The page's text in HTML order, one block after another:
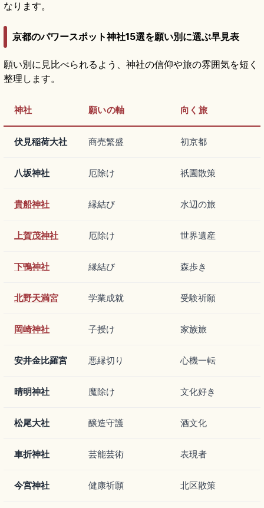
なります。
京都のパワースポット神社15選を願い別に選ぶ早見表
願い別に見比べられるよう、神社の信仰や旅の雰囲気を短く
整理します。
神社 願いの軸 向く旅
伏見稲荷大社 商売繁盛 初京都
八坂神社 厄除け 祇園散策
貴船神社 縁結び 水辺の旅
上賀茂神社 厄除け 世界遺産
下鴨神社 縁結び 森歩き
北野天満宮 学業成就 受験祈願
岡崎神社 子授け 家族旅
安井金比羅宮 悪縁切り 心機一転
晴明神社 魔除け 文化好き
松尾大社 醸造守護 酒文化
車折神社 芸能芸術 表現者
今宮神社 健康祈願 北区散策